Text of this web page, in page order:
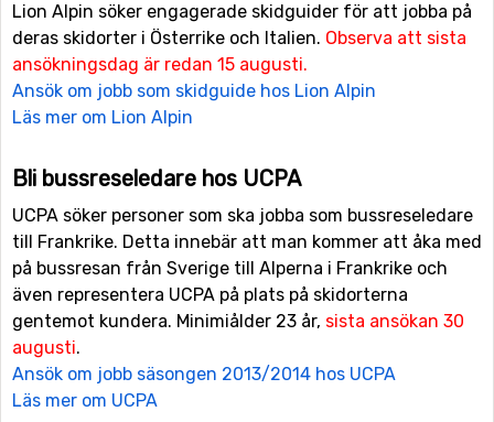
Lion Alpin söker engagerade skidguider för att jobba på
deras skidorter i Österrike och Italien. Observa att sista
ansökningsdag är redan 15 augusti.
Ansök om jobb som skidguide hos Lion Alpin
Läs mer om Lion Alpin
Bli bussreseledare hos UCPA
UCPA söker personer som ska jobba som bussreseledare
till Frankrike. Detta innebär att man kommer att åka med
på bussresan från Sverige till Alperna i Frankrike och
även representera UCPA på plats på skidorterna
gentemot kundera. Minimiålder 23 år, sista ansökan 30
augusti.
Ansök om jobb säsongen 2013/2014 hos UCPA
Läs mer om UCPA